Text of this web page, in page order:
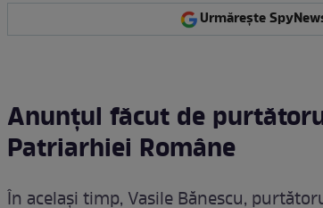
Urmărește
Anunțul făcut de
Patriarhiei Române
În același timp, Vasile Bănescu,